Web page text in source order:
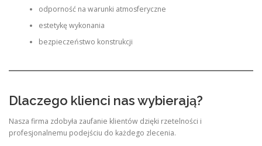
odporność na warunki atmosferyczne
estetykę wykonania
bezpieczeństwo konstrukcji
Dlaczego klienci nas wybierają?
Nasza firma zdobyła zaufanie klientów dzięki rzetelności i
profesjonalnemu podejściu do każdego zlecenia.